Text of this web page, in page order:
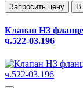
Запросить цену В
Клапан НЗ
ч.522-03.196